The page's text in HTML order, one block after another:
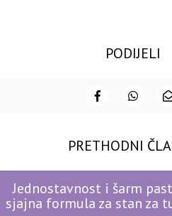
PODIJELI
PRETHODNI
Jednostavnost i šarm
sjajna formula za stan za